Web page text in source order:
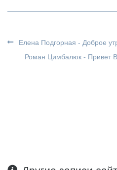
Елена Подгорная - Доброе
Роман Цимбалюк - Привет